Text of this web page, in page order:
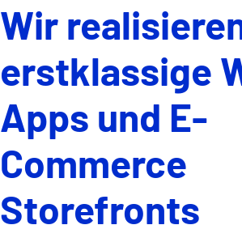
Content Management
Beratung
Wir
erstklassige
Apps und E-
Commerce
Storefronts